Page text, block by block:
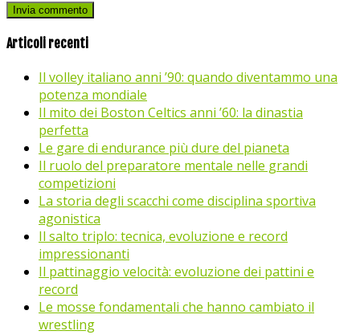
Articoli recenti
Il volley italiano anni ’90: quando diventammo una
potenza mondiale
Il mito dei Boston Celtics anni ’60: la dinastia
perfetta
Le gare di endurance più dure del pianeta
Il ruolo del preparatore mentale nelle grandi
competizioni
La storia degli scacchi come disciplina sportiva
agonistica
Il salto triplo: tecnica, evoluzione e record
impressionanti
Il pattinaggio velocità: evoluzione dei pattini e
record
Le mosse fondamentali che hanno cambiato il
wrestling